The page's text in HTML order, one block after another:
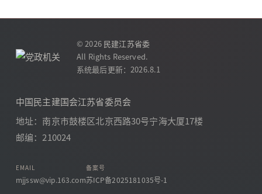
© 2026 民建江苏省委
All Rights Reserved.
系统最后更新：2026.8.1
中国民主建国会江苏省委员会
地址：南京市鼓楼区北京西路30号宁海大厦17楼
邮编：210024
EMAIL
mjjssw@vip.163.com
备案号
苏ICP备2025181035号-1